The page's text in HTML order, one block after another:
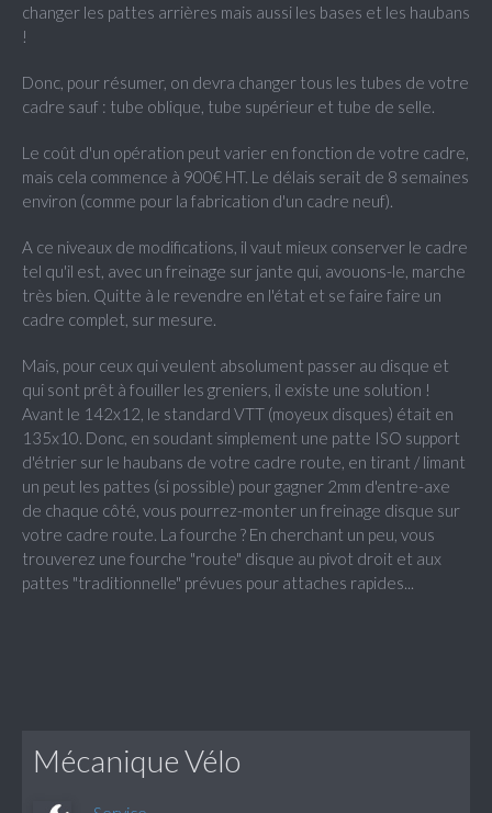
changer les pattes arrières mais aussi les bases et les haubans
!
Donc, pour résumer, on devra changer tous les tubes de votre
cadre sauf : tube oblique, tube supérieur et tube de selle.
Le coût d'un opération peut varier en fonction de votre cadre,
mais cela commence à 900€ HT. Le délais serait de 8 semaines
environ (comme pour la fabrication d'un cadre neuf).
A ce niveaux de modifications, il vaut mieux conserver le cadre
tel qu'il est, avec un freinage sur jante qui, avouons-le, marche
très bien. Quitte à le revendre en l'état et se faire faire un
cadre complet, sur mesure.
Mais, pour ceux qui veulent absolument passer au disque et
qui sont prêt à fouiller les greniers, il existe une solution !
Avant le 142x12, le standard VTT (moyeux disques) était en
135x10. Donc, en soudant simplement une patte ISO support
d'étrier sur le haubans de votre cadre route, en tirant / limant
un peut les pattes (si possible) pour gagner 2mm d'entre-axe
de chaque côté, vous pourrez-monter un freinage disque sur
votre cadre route. La fourche ? En cherchant un peu, vous
trouverez une fourche "route" disque au pivot droit et aux
pattes "traditionnelle" prévues pour attaches rapides...
Mécanique Vélo